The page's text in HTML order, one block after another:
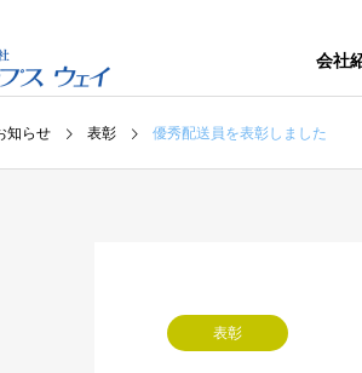
会社
知らせ 表彰 優秀配送員を表彰しました
表彰